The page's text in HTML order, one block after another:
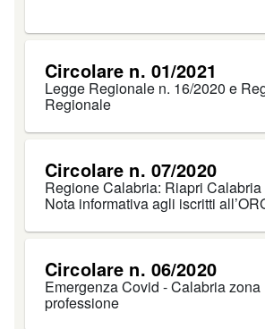
Circolare n. 01/2021
Legge Regionale n. 16/2020 e
Regionale
Circolare n. 07/2020
Regione Calabria: Riapri
Nota informativa agli iscritti
Circolare n. 06/2020
Emergenza Covid - Calabria
professione